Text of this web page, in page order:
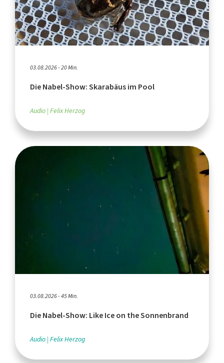
03.08.2026 - 20 Min.
Die Nabel-Show: Skarabäus im Pool
Audio Felix Herzog
03.08.2026 - 45 Min.
Die Nabel-Show: Like Ice on the Sonnenbrand
Audio Felix Herzog